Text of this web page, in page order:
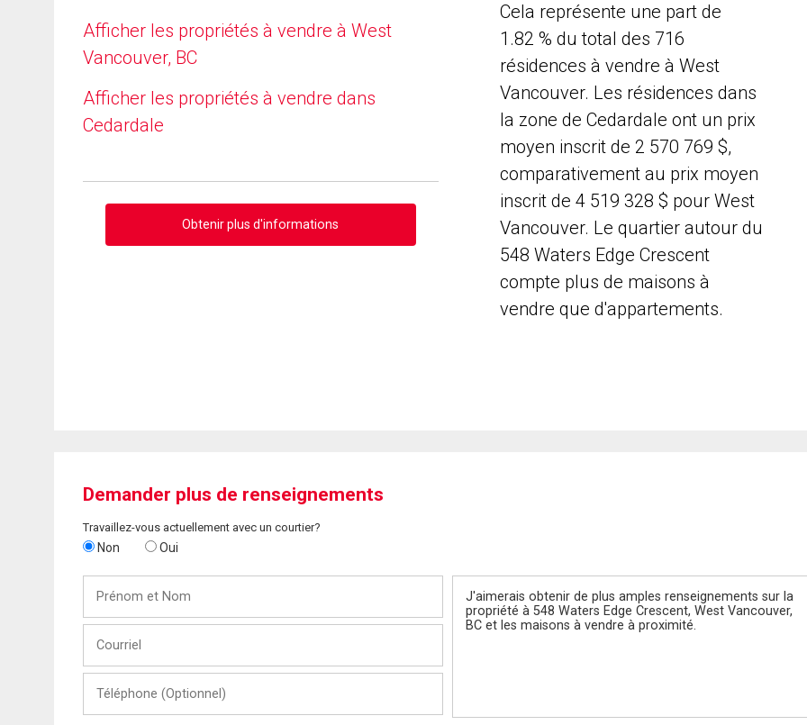
Afficher les propriétés à vendre à West
Vancouver, BC
Afficher les propriétés à vendre dans
Cedardale
Obtenir plus d'informations
Cela représente une part de
1.82 % du total des 716
résidences à vendre à West
Vancouver. Les résidences dans
la zone de Cedardale ont un prix
moyen inscrit de 2 570 769 $,
comparativement au prix moyen
inscrit de 4 519 328 $ pour West
Vancouver. Le quartier autour du
548 Waters Edge Crescent
compte plus de maisons à
vendre que d'appartements.
Demander plus de renseignements
Travaillez-vous actuellement avec un courtier?
Non Oui
Nom
(Optionnel)